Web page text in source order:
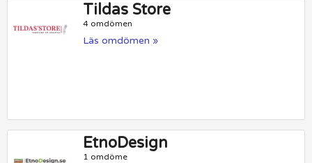
Tildas Store
4 omdömen
Läs omdömen »
EtnoDesign
1 omdöme